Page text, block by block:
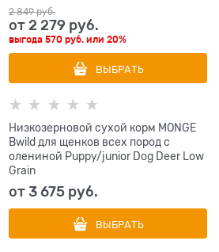
2 849 руб.
от2 279 руб.
выгода570 руб. или20%
ВЫБРАТЬ
Низкозерновой сухой корм MONGE
Bwild для щенков всех пород с
олениной Puppy/junior Dog Deer Low
Grain
от3 675 руб.
ВЫБРАТЬ